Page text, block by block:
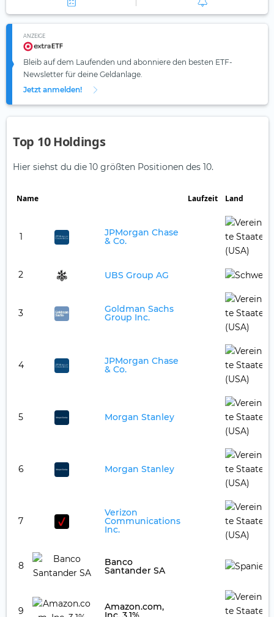
ANZEIGE
Bleib auf dem Laufenden und abonniere den besten ETF-
Newsletter für deine Geldanlage.
Jetzt anmelden!
Top 10 Holdings
Hier siehst du die 10 größten Positionen des 10.
Name Laufzeit Land
1 JPMorgan Chase
& Co.
2 UBS Group AG
3 Goldman Sachs
Group Inc.
4 JPMorgan Chase
& Co.
5 Morgan Stanley
6 Morgan Stanley
7
Verizon
Communications
Inc.
8 Banco
Santander SA
9 Amazon.com,